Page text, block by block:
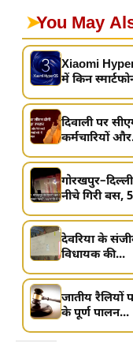
➤You May
Xiaomi
में किन
दिवाली पर
कर्मचारियों
नीचे गिरी बस,
देवरिया के
विधायक की...
जातीय रैलियों
के पूर्ण पालन...